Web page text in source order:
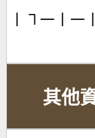
丨㇕一丨一
其他